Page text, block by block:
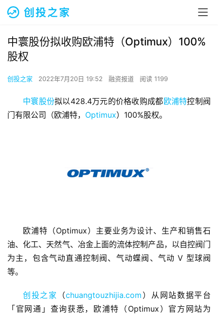
首
页
资
中寰股份拟收购欧浦特（Optimux）100%
股权
创投之家 2022年7月20日 19:52 融资报道 阅读 1199
中寰股份拟以428.4万元的价格收购成都欧浦特控制阀
门有限公司（欧浦特， Optimux）100%股权。
欧浦特（Optimux）主要业务为设计、生产和销售石
油、化工、天然气、冶金上面的流体控制产品，以自控阀门
为主，包含气动直通控制阀、气动蝶阀、气动 V 型球阀
等。
创投之家 （chuangtouzhijia.com ）从网站数据平台
「官网通」查询获悉，欧浦特（Optimux）官方网站为